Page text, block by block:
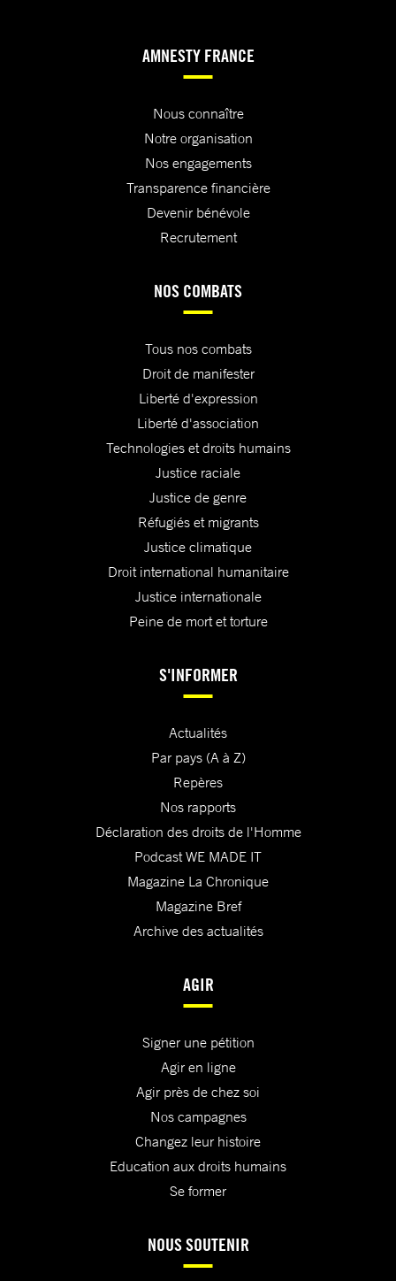
AMNESTY FRANCE
Nous connaître
Notre organisation
Nos engagements
Transparence financière
Devenir bénévole
Recrutement
NOS COMBATS
Tous nos combats
Droit de manifester
Liberté d'expression
Liberté d'association
Technologies et droits humains
Justice raciale
Justice de genre
Réfugiés et migrants
Justice climatique
Droit international humanitaire
Justice internationale
Peine de mort et torture
S'INFORMER
Actualités
Par pays (A à Z)
Repères
Nos rapports
Déclaration des droits de l'Homme
Podcast WE MADE IT
Magazine La Chronique
Magazine Bref
Archive des actualités
AGIR
Signer une pétition
Agir en ligne
Agir près de chez soi
Nos campagnes
Changez leur histoire
Education aux droits humains
Se former
NOUS SOUTENIR